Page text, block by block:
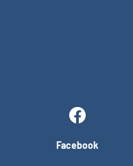
Facebook